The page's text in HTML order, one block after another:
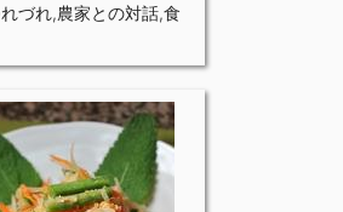
づれ,農家との対話,食